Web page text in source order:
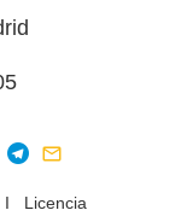
Licencia